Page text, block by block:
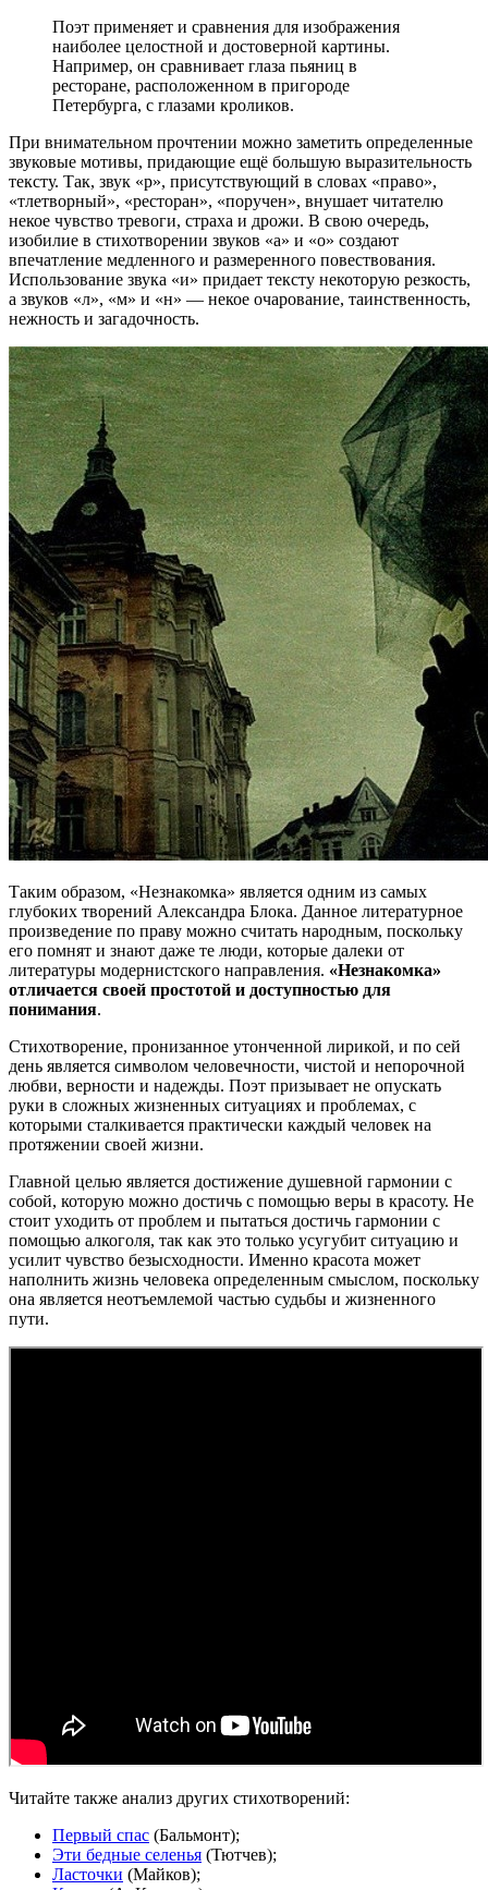
Поэт применяет и сравнения для изображения
наиболее целостной и достоверной картины.
Например, он сравнивает глаза пьяниц в
ресторане, расположенном в пригороде
Петербурга, с глазами кроликов.
При внимательном прочтении можно заметить определенные
звуковые мотивы, придающие ещё большую выразительность
тексту. Так, звук «р», присутствующий в словах «право»,
«тлетворный», «ресторан», «поручен», внушает читателю
некое чувство тревоги, страха и дрожи. В свою очередь,
изобилие в стихотворении звуков «а» и «о» создают
впечатление медленного и размеренного повествования.
Использование звука «и» придает тексту некоторую резкость,
а звуков «л», «м» и «н» — некое очарование, таинственность,
нежность и загадочность.
Таким образом, «Незнакомка» является одним из самых
глубоких творений Александра Блока. Данное литературное
произведение по праву можно считать народным, поскольку
его помнят и знают даже те люди, которые далеки от
литературы модернистского направления. «Незнакомка»
отличается своей простотой и доступностью для
понимания.
Стихотворение, пронизанное утонченной лирикой, и по сей
день является символом человечности, чистой и непорочной
любви, верности и надежды. Поэт призывает не опускать
руки в сложных жизненных ситуациях и проблемах, с
которыми сталкивается практически каждый человек на
протяжении своей жизни.
Главной целью является достижение душевной гармонии с
собой, которую можно достичь с помощью веры в красоту. Не
стоит уходить от проблем и пытаться достичь гармонии с
помощью алкоголя, так как это только усугубит ситуацию и
усилит чувство безысходности. Именно красота может
наполнить жизнь человека определенным смыслом, поскольку
она является неотъемлемой частью судьбы и жизненного
пути.
Читайте также анализ других стихотворений:
Первый спас (Бальмонт);
Эти бедные селенья (Тютчев);
Ласточки (Майков);